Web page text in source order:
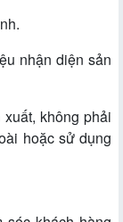
nhận diện sản
không phải
hoặc sử dụng